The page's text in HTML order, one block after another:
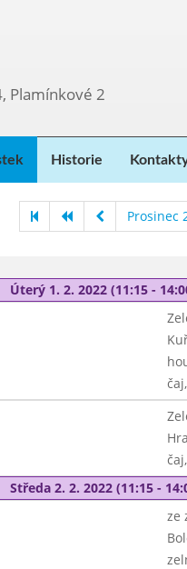
Plamínkové 2
Historie
Prosinec
Úterý 1. 2. 2022 (11:15 -
Středa 2. 2. 2022 (11:15 -
ze